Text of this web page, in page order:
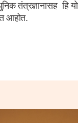
तंत्रज्ञानासह हि
आहोत.